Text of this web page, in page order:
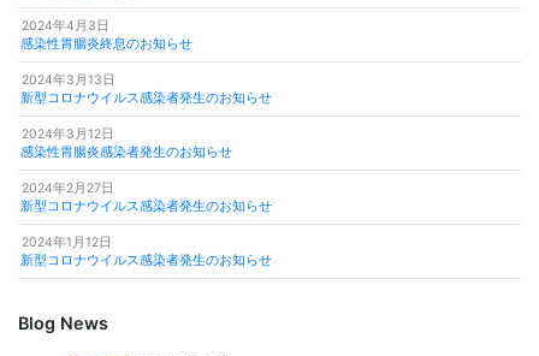
2024年4月3日
感染性胃腸炎終息のお知らせ
2024年3月13日
新型コロナウイルス感染者発生のお知らせ
2024年3月12日
感染性胃腸炎感染者発生のお知らせ
2024年2月27日
新型コロナウイルス感染者発生のお知らせ
2024年1月12日
新型コロナウイルス感染者発生のお知らせ
Blog News